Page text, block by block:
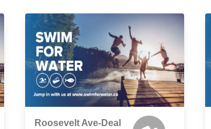
Roosevelt Ave-Deal